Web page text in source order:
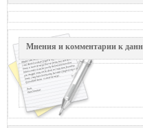
Мнения и комментарии к